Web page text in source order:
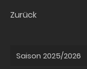
Zurück
Saison 2025/2026